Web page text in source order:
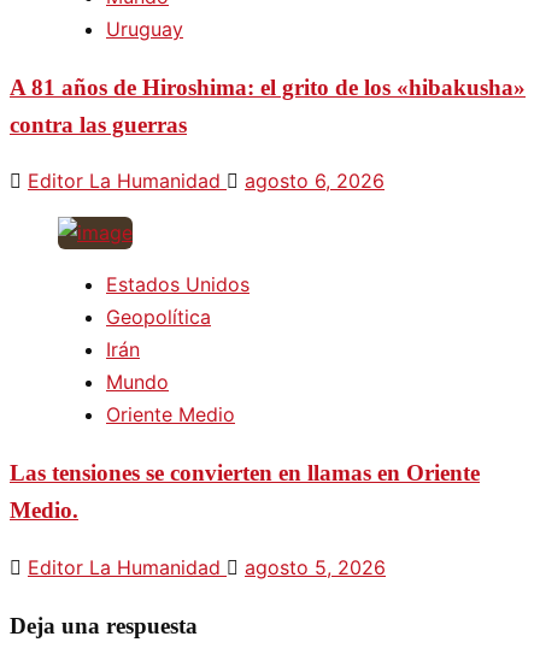
Uruguay
A 81 años de Hiroshima: el grito de los «hibakusha»
contra las guerras
Editor La Humanidad agosto 6, 2026
Estados Unidos
Geopolítica
Irán
Mundo
Oriente Medio
Las tensiones se convierten en llamas en Oriente
Medio.
Editor La Humanidad agosto 5, 2026
Deja una respuesta